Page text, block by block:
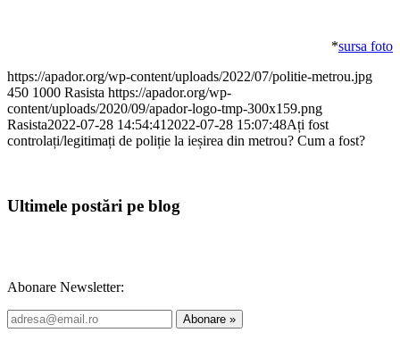
*sursa foto
https://apador.org/wp-content/uploads/2022/07/politie-metrou.jpg
450 1000 Rasista https://apador.org/wp-
content/uploads/2020/09/apador-logo-tmp-300x159.png
Rasista2022-07-28 14:54:412022-07-28 15:07:48Ați fost
controlați/legitimați de poliție la ieșirea din metrou? Cum a fost?
Ultimele postări pe blog
Abonare Newsletter: